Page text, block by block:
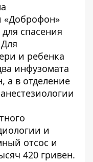
«Доброфон»
спасения
и ребенка
инфузомата
а в отделение
и
отсос и
420 гривен.